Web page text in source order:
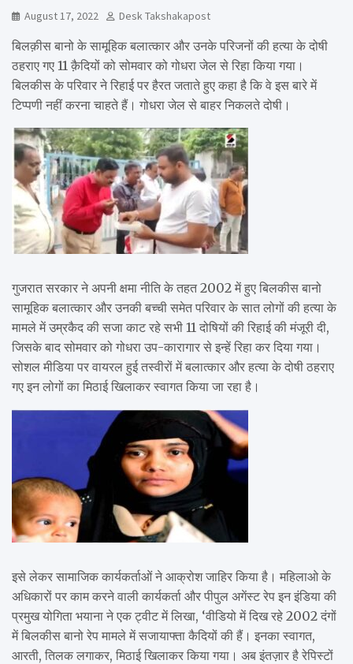
August 17, 2022 Desk Takshakapost
बिलक़ीस बानो के सामूहिक बलात्कार और उनके परिजनों की हत्या के दोषी
ठहराए गए 11 क़ैदियों को सोमवार को गोधरा जेल से रिहा किया गया।
बिलकीस के परिवार ने रिहाई पर हैरत जताते हुए कहा है कि वे इस बारे में
टिप्पणी नहीं करना चाहते हैं। गोधरा जेल से बाहर निकलते दोषी।
गुजरात सरकार ने अपनी क्षमा नीति के तहत 2002 में हुए बिलकीस बानो
सामूहिक बलात्कार और उनकी बच्ची समेत परिवार के सात लोगों की हत्या के
मामले में उम्रकैद की सजा काट रहे सभी 11 दोषियों की रिहाई की मंजूरी दी,
जिसके बाद सोमवार को गोधरा उप-कारागार से इन्हें रिहा कर दिया गया।
सोशल मीडिया पर वायरल हुई तस्वीरों में बलात्कार और हत्या के दोषी ठहराए
गए इन लोगों का मिठाई खिलाकर स्वागत किया जा रहा है।
इसे लेकर सामाजिक कार्यकर्ताओं ने आक्रोश जाहिर किया है। महिलाओ के
अधिकारों पर काम करने वाली कार्यकर्ता और पीपुल अगेंस्ट रेप इन इंडिया की
प्रमुख योगिता भयाना ने एक ट्वीट में लिखा, ‘वीडियो में दिख रहे 2002 दंगों
में बिलकीस बानो रेप मामले में सजायाफ्ता कैदियों की हैं। इनका स्वागत,
आरती, तिलक लगाकर, मिठाई खिलाकर किया गया। अब इंतज़ार है रेपिस्टों